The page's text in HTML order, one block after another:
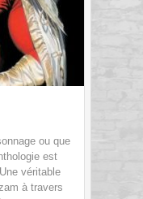
ou que
est
véritable
à travers